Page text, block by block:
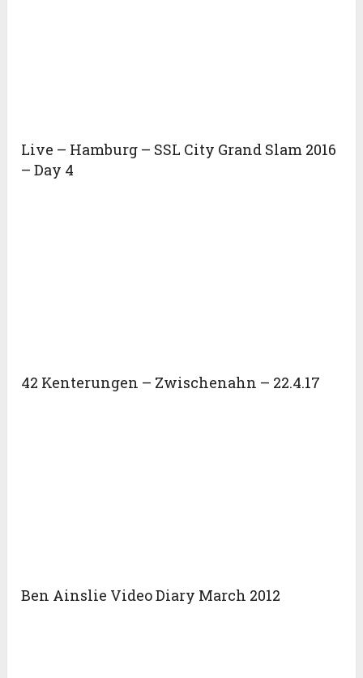
Live – Hamburg – SSL City Grand Slam 2016
– Day 4
42 Kenterungen – Zwischenahn – 22.4.17
Ben Ainslie Video Diary March 2012